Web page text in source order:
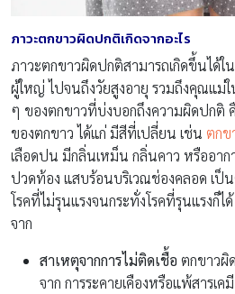
ภาวะตกขาวผิดปกติเกิดจากอะไร
ภาวะตกขาวผิดปกติสามารถเกิดขึ้นได้ใ
ผู้ใหญ่ ไปจนถึงวัยสูงอายุ รวมถึงคุณแม่ใ
ๆ ของตกขาวที่บ่งบอกถึงความผิดปกติ
ของตกขาว ได้แก่ มีสีที่เปลี่ยน เช่น ตกข
เลือดปน มีกลิ่นเหม็น กลิ่นคาว หรืออาก
ปวดท้อง แสบร้อนบริเวณช่องคลอด เป็
โรคที่ไม่รุนแรงจนกระทั่งโรคที่รุนแรงก็
จาก
สาเหตุจากการไม่ติดเชื้อ ตกขาวผิ
จาก การระคายเคืองหรือแพ้สารเค